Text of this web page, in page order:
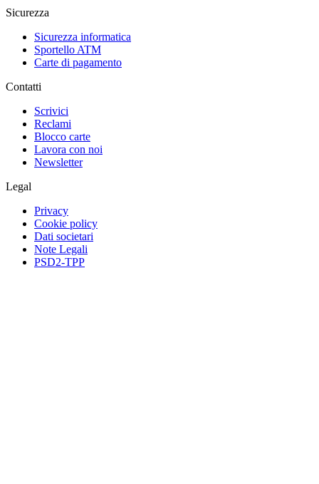
Sicurezza
Sicurezza informatica
Sportello ATM
Carte di pagamento
Contatti
Scrivici
Reclami
Blocco carte
Lavora con noi
Newsletter
Legal
Privacy
Cookie policy
Dati societari
Note Legali
PSD2-TPP